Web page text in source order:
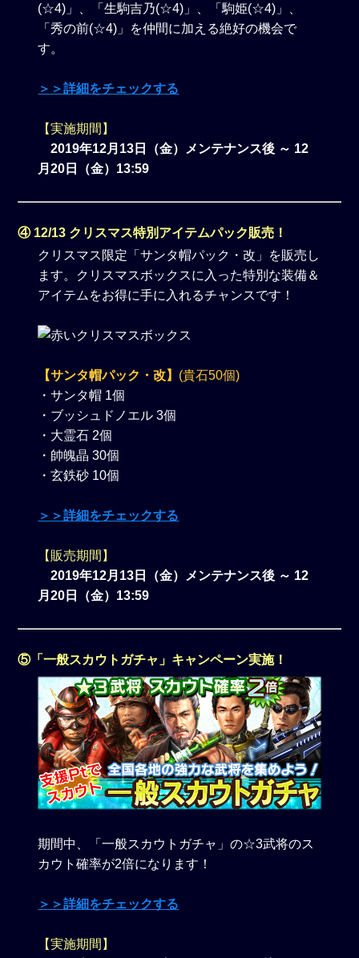
(☆4)」、「生駒吉乃(☆4)」、「駒姫(☆4)」、
「秀の前(☆4)」を仲間に加える絶好の機会で
す。
＞＞詳細をチェックする
【実施期間】
2019年12月13日（金）メンテナンス後 ～ 12
月20日（金）13:59
④ 12/13 クリスマス特別アイテムパック販売！
クリスマス限定「サンタ帽パック・改」を販売し
ます。クリスマスボックスに入った特別な装備＆
アイテムをお得に手に入れるチャンスです！
【サンタ帽パック・改】 (貴石50個)
・サンタ帽 1個
・ブッシュドノエル 3個
・大霊石 2個
・帥魄晶 30個
・玄鉄砂 10個
＞＞詳細をチェックする
【販売期間】
2019年12月13日（金）メンテナンス後 ～ 12
月20日（金）13:59
⑤「一般スカウトガチャ」キャンペーン実施！
期間中、「一般スカウトガチャ」の☆3武将のス
カウト確率が2倍になります！
＞＞詳細をチェックする
【実施期間】